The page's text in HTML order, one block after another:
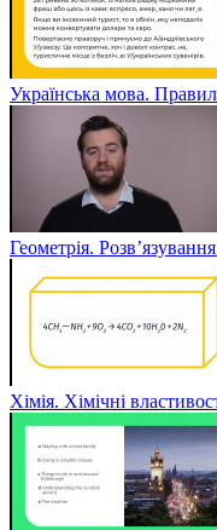
Українська мова.
Геометрія.
Хімія. Хімічні